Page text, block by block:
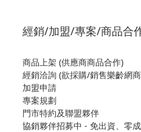
經銷/加盟/專案/商品合
商品上架 (供應商商品合作)
經銷洽詢 (欲採購/銷售樂齡網
加盟申請
專案規劃
門市特約及聯盟夥伴
協銷夥伴招募中 - 免出資、零